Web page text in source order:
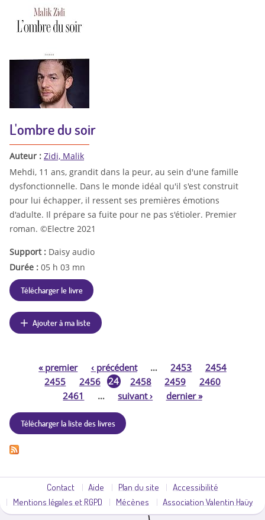
L'ombre du soir
Auteur : Zidi, Malik
Mehdi, 11 ans, grandit dans la peur, au sein d'une famille
dysfonctionnelle. Dans le monde idéal qu'il s'est construit
pour lui échapper, il ressent ses premières émotions
d'adulte. Il prépare sa fuite pour ne pas s'étioler. Premier
roman. ©Electre 2021
Support : Daisy audio
Durée : 05 h 03 mn
Télécharger le livre
Ajouter à ma liste
g
e
s
«premier ‹précédent … 2453
2454
2455
2456
24
57
2458 2459
2460
2461
… suivant› dernier»
Télécharger la liste des livres
Contact Aide Plan du site
Accessibilité
Mentions légales et RGPD
Mécènes Association Valentin Haüy